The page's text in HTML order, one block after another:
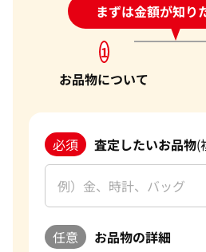
まずは金額が知り
24時間受付中!問い合
1
お品物について
必須 査定したいお品物(
任意 お品物の詳細